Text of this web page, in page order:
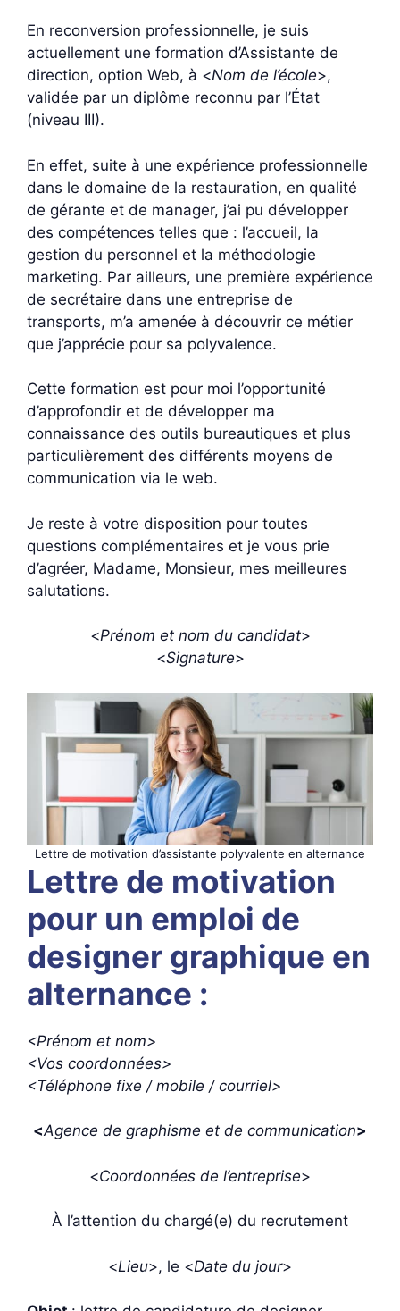
En reconversion professionnelle, je suis
actuellement une formation d’Assistante de
direction, option Web, à <Nom de l’école>,
validée par un diplôme reconnu par l’État
(niveau III).
En effet, suite à une expérience professionnelle
dans le domaine de la restauration, en qualité
de gérante et de manager, j’ai pu développer
des compétences telles que : l’accueil, la
gestion du personnel et la méthodologie
marketing. Par ailleurs, une première expérience
de secrétaire dans une entreprise de
transports, m’a amenée à découvrir ce métier
que j’apprécie pour sa polyvalence.
Cette formation est pour moi l’opportunité
d’approfondir et de développer ma
connaissance des outils bureautiques et plus
particulièrement des différents moyens de
communication via le web.
Je reste à votre disposition pour toutes
questions complémentaires et je vous prie
d’agréer, Madame, Monsieur, mes meilleures
salutations.
<Prénom et nom du candidat>
<Signature>
Lettre de motivation d’assistante polyvalente en alternance
Lettre de motivation
pour un emploi de
designer graphique en
alternance :
<Prénom et nom>
<Vos coordonnées>
<Téléphone fixe / mobile / courriel>
<Agence de graphisme et de communication>
<Coordonnées de l’entreprise>
À l’attention du chargé(e) du recrutement
<Lieu>, le <Date du jour>